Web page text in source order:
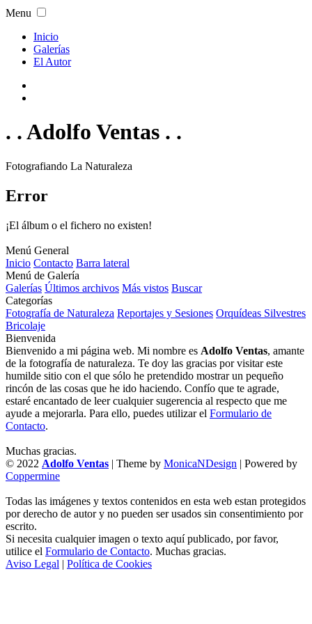
Menu
Inicio
Galerías
El Autor
. . Adolfo Ventas . .
Fotografiando La Naturaleza
Error
¡El álbum o el fichero no existen!
Menú General
Inicio Contacto Barra lateral
Menú de Galería
Galerías Últimos archivos Más vistos Buscar
Categorías
Fotografía de Naturaleza Reportajes y Sesiones Orquídeas Silvestres
Bricolaje
Bienvenida
Bienvenido a mi página web. Mi nombre es Adolfo Ventas, amante
de la fotografía de naturaleza. Te doy las gracias por visitar este
humilde sitio con el que sólo he pretendido mostrar un pequeño
rincón de las cosas que he ido haciendo. Confío que te agrade,
estaré encantado de leer cualquier sugerencia al respecto que me
ayude a mejorarla. Para ello, puedes utilizar el Formulario de
Contacto.
Muchas gracias.
© 2022 Adolfo Ventas | Theme by MonicaNDesign | Powered by
Coppermine
Todas las imágenes y textos contenidos en esta web estan protegidos
por derecho de autor y no pueden ser usados sin consentimiento por
escrito.
Si necesita cualquier imagen o texto aquí publicado, por favor,
utilice el Formulario de Contacto. Muchas gracias.
Aviso Legal | Política de Cookies